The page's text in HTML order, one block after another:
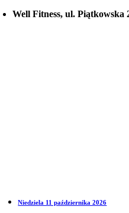
Well Fitness, ul. Piątkowska
Niedziela 11 października 2026